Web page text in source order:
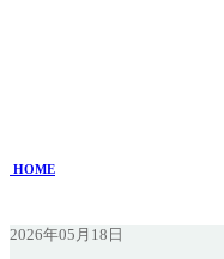
HOME
2026年05月18日